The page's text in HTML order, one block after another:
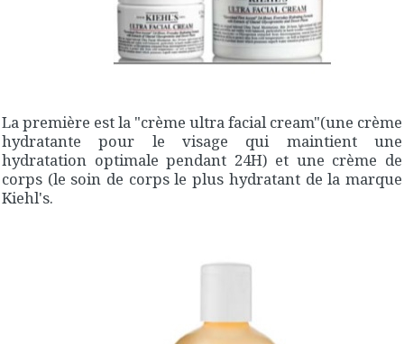
La première est la "crème ultra facial cream"(une crème
hydratante pour le visage qui maintient une
hydratation optimale pendant 24H) et une crème de
corps (le soin de corps le plus hydratant de la marque
Kiehl's.